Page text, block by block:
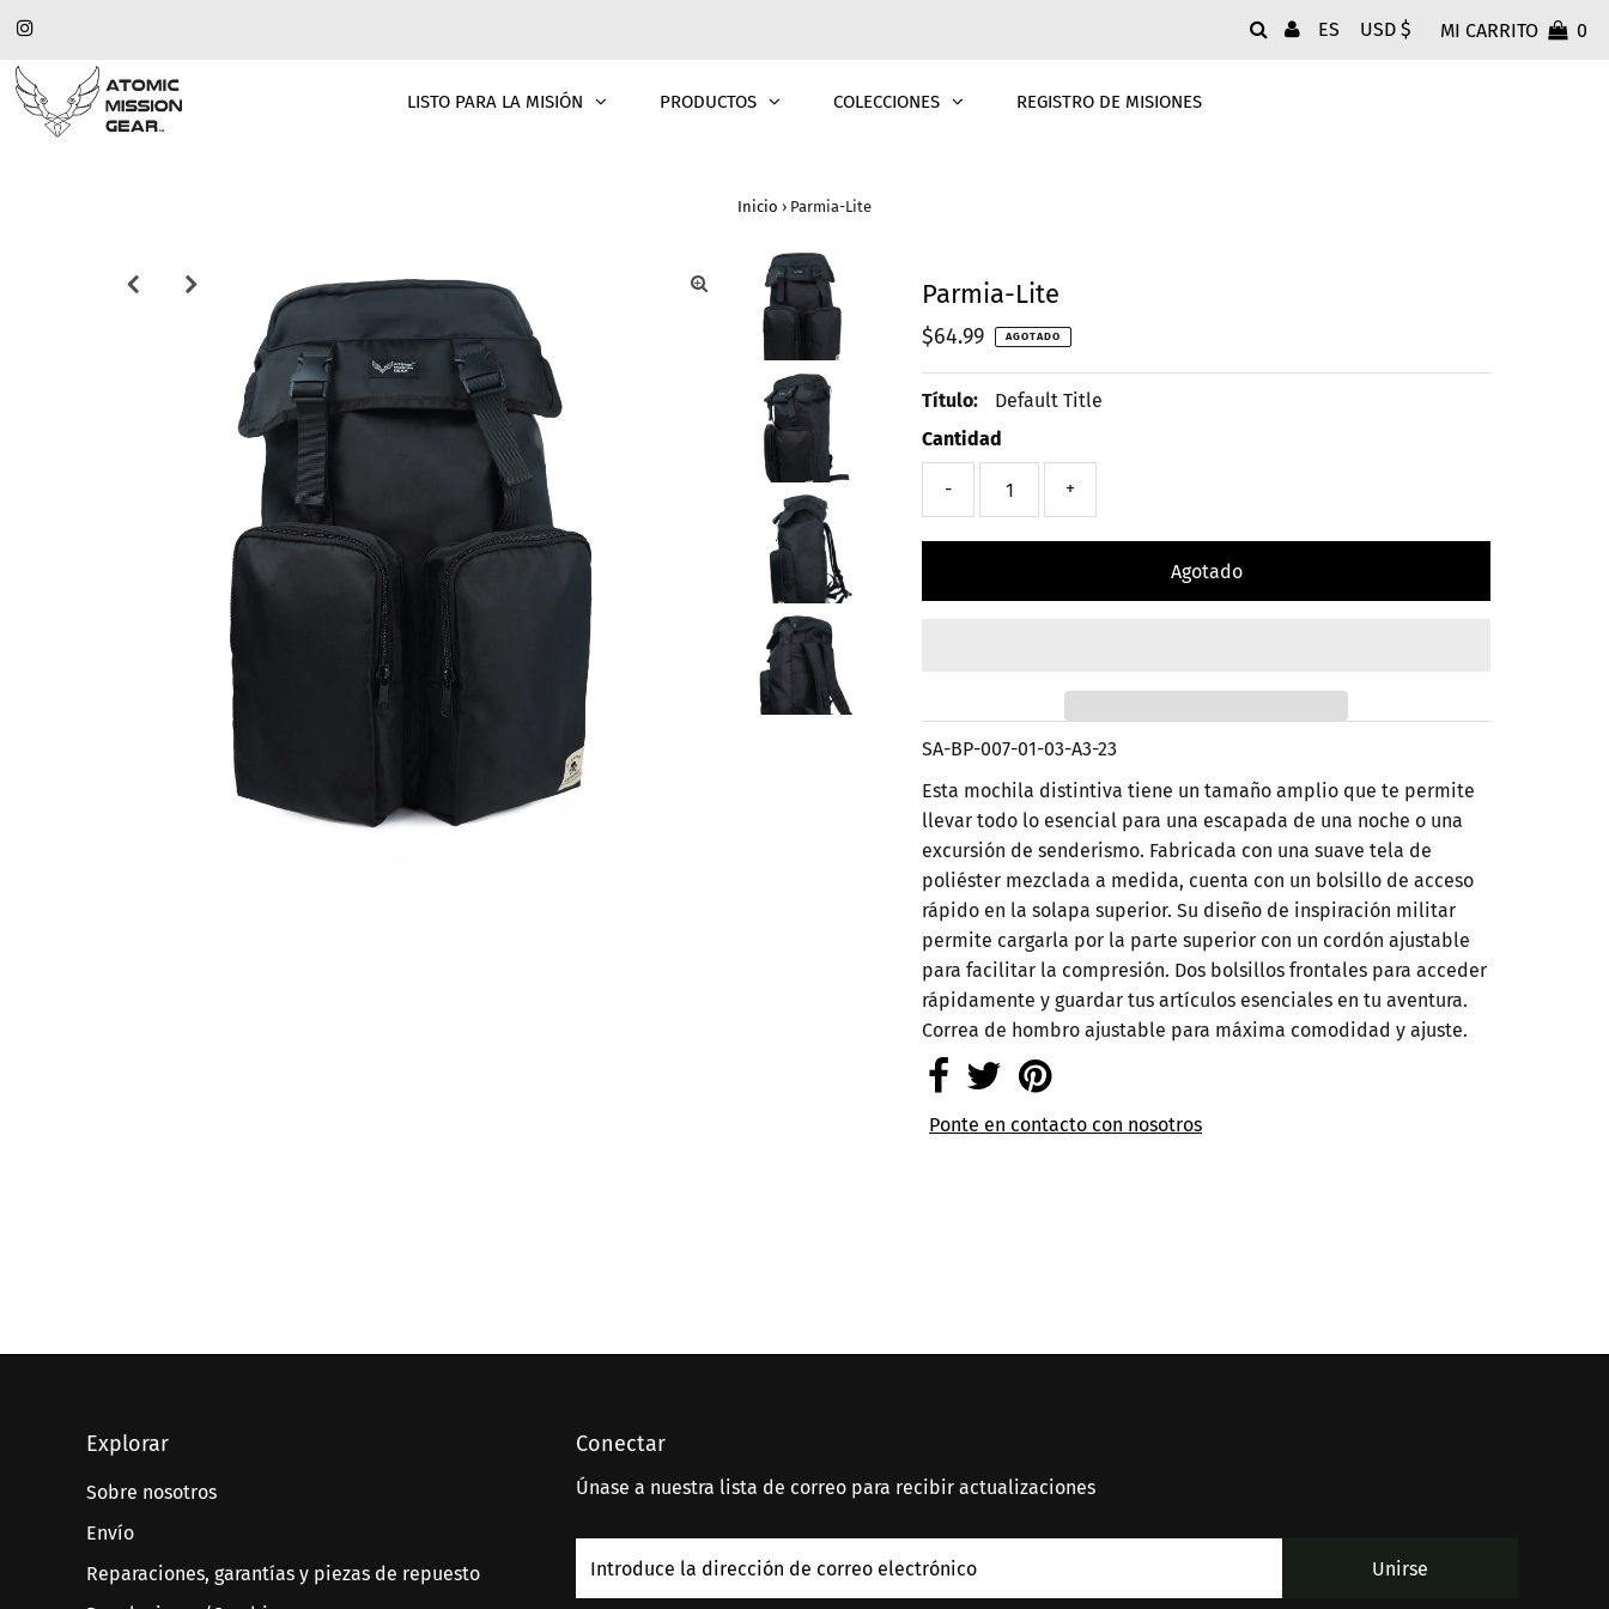
ES USD $ MI CARRITO 0
LISTO PARA LA MISIÓN PRODUCTOS COLECCIONES REGISTRO DE MISIONES
Inicio › Parmia-Lite
Parmia-Lite
Precio
normal
$64.99 AGOTADO
Título:
Default Title
Cantidad
- +
SA-BP-007-01-03-A3-23
Esta mochila distintiva tiene un tamaño amplio que te permite
llevar todo lo esencial para una escapada de una noche o una
excursión de senderismo. Fabricada con una suave tela de
poliéster mezclada a medida, cuenta con un bolsillo de acceso
rápido en la solapa superior. Su diseño de inspiración militar
permite cargarla por la parte superior con un cordón ajustable
para facilitar la compresión. Dos bolsillos frontales para acceder
rápidamente y guardar tus artículos esenciales en tu aventura.
Correa de hombro ajustable para máxima comodidad y ajuste.
Ponte en contacto con nosotros
Explorar
Sobre nosotros
Envío
Reparaciones, garantías y piezas de repuesto
Conectar
Únase a nuestra lista de correo para recibir actualizaciones